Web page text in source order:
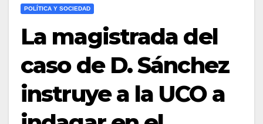
POLÍTICA Y SOCIEDAD
La magistrada del
caso de D. Sánchez
instruye a la UCO a